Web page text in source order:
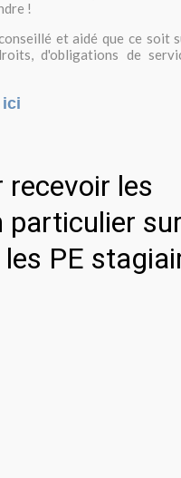
!
et aidé que ce soit
d'obligations de
ici